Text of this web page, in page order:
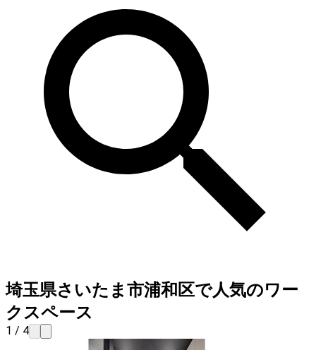
埼玉県さいたま市浦和区で人気のワー
クスペース
1 / 4